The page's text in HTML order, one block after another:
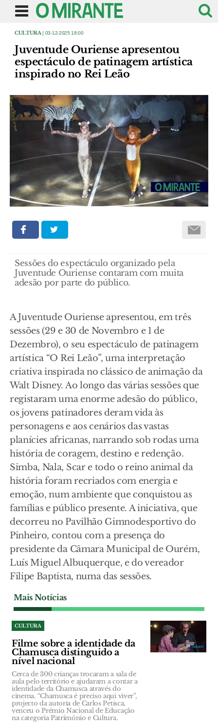
CULTURA | 03-12-2025 18:00
Juventude Ouriense apresentou
espectáculo de patinagem artística
inspirado no Rei Leão
Sessões do espectáculo organizado pela
Juventude Ouriense contaram com muita
adesão por parte do público.
A Juventude Ouriense apresentou, em três
sessões (29 e 30 de Novembro e 1 de
Dezembro), o seu espectáculo de patinagem
artística “O Rei Leão”, uma interpretação
criativa inspirada no clássico de animação da
Walt Disney. Ao longo das várias sessões que
registaram uma enorme adesão do público,
os jovens patinadores deram vida às
personagens e aos cenários das vastas
planícies africanas, narrando sob rodas uma
história de coragem, destino e redenção.
Simba, Nala, Scar e todo o reino animal da
história foram recriados com energia e
emoção, num ambiente que conquistou as
famílias e público presente. A iniciativa, que
decorreu no Pavilhão Gimnodesportivo do
Pinheiro, contou com a presença do
presidente da Câmara Municipal de Ourém,
Luís Miguel Albuquerque, e do vereador
Filipe Baptista, numa das sessões.
Mais Notícias
CULTURA
Filme sobre a identidade da
Chamusca distinguido a
nível nacional
Cerca de 300 crianças trocaram a sala de
aula pelo território e ajudaram a contar a
identidade da Chamusca através do
cinema. “Chamusca é preciso aqui viver”,
projecto da autoria de Carlos Petisca,
venceu o Prémio Nacional de Educação
na categoria Património e Cultura.